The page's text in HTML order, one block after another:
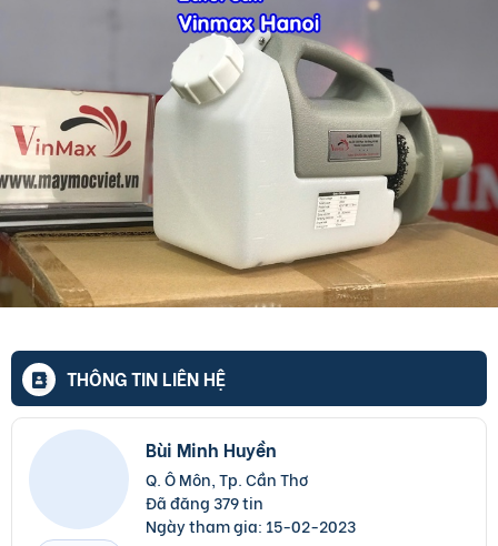
THÔNG TIN LIÊN HỆ
Bùi Minh Huyền
Q. Ô Môn, Tp. Cần Thơ
Đã đăng 379 tin
Ngày tham gia: 15-02-2023